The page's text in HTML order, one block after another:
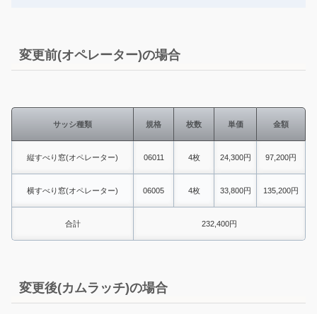
変更前(オペレーター)の場合
サッシ種類 規格 枚数 単価 金額
縦すべり窓(オペレーター) 06011 4枚 24,300円 97,200円
横すべり窓(オペレーター) 06005 4枚 33,800円 135,200円
合計 232,400円
変更後(カムラッチ)の場合